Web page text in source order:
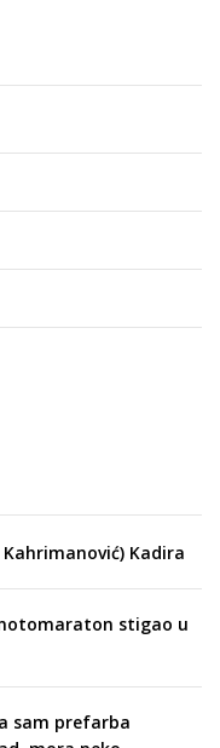
Kadira
stigao u
sam prefarba